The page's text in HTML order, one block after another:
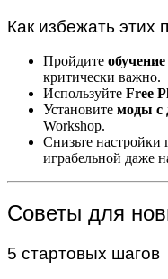
Как избежать этих
Пройдите
критически важно.
Используйте Free
Установите моды с
Workshop.
Снизьте
играбельной даже
Советы для
5 стартовых шагов